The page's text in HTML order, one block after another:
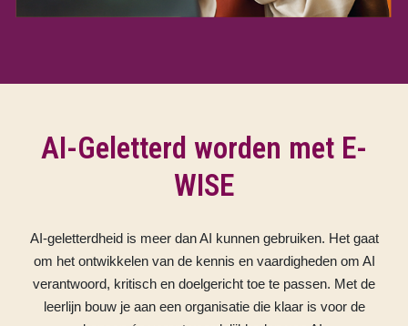
AI-Geletterd worden met E-
WISE
AI-geletterdheid is meer dan AI kunnen gebruiken. Het gaat
om het ontwikkelen van de kennis en vaardigheden om AI
verantwoord, kritisch en doelgericht toe te passen. Met de
leerlijn bouw je aan een organisatie die klaar is voor de